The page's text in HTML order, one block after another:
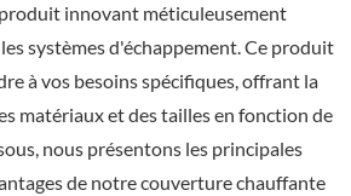
innovant méticuleusement
systèmes d'échappement. Ce produit
à vos besoins spécifiques, offrant la
matériaux et des tailles en fonction de
nous présentons les principales
de notre couverture chauffante